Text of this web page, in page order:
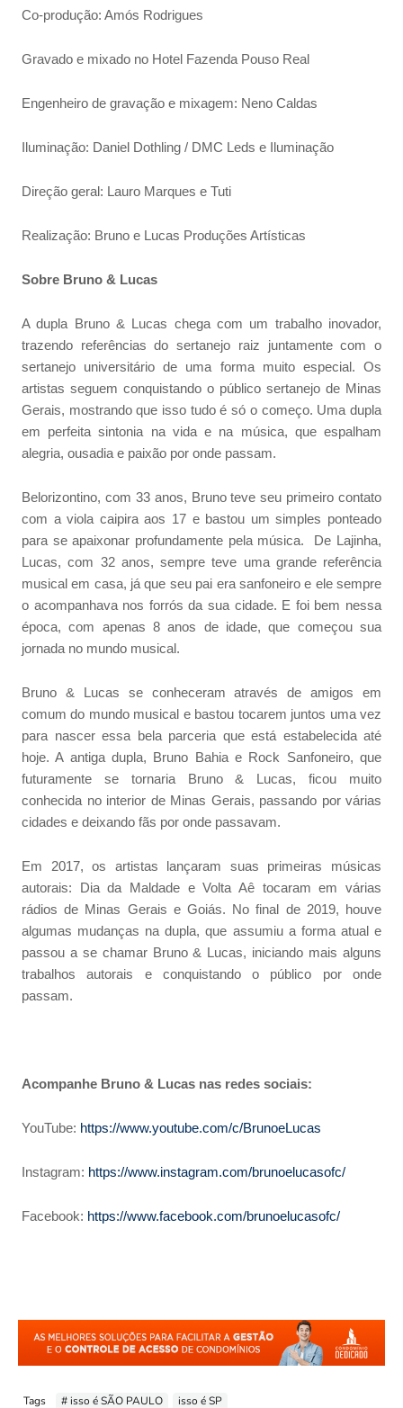
Co-produção: Amós Rodrigues
Gravado e mixado no Hotel Fazenda Pouso Real
Engenheiro de gravação e mixagem: Neno Caldas
Iluminação: Daniel Dothling / DMC Leds e Iluminação
Direção geral: Lauro Marques e Tuti
Realização: Bruno e Lucas Produções Artísticas
Sobre Bruno & Lucas
A dupla Bruno & Lucas chega com um trabalho inovador,
trazendo referências do sertanejo raiz juntamente com o
sertanejo universitário de uma forma muito especial. Os
artistas seguem conquistando o público sertanejo de Minas
Gerais, mostrando que isso tudo é só o começo. Uma dupla
em perfeita sintonia na vida e na música, que espalham
alegria, ousadia e paixão por onde passam.
Belorizontino, com 33 anos, Bruno teve seu primeiro contato
com a viola caipira aos 17 e bastou um simples ponteado
para se apaixonar profundamente pela música. De Lajinha,
Lucas, com 32 anos, sempre teve uma grande referência
musical em casa, já que seu pai era sanfoneiro e ele sempre
o acompanhava nos forrós da sua cidade. E foi bem nessa
época, com apenas 8 anos de idade, que começou sua
jornada no mundo musical.
Bruno & Lucas se conheceram através de amigos em
comum do mundo musical e bastou tocarem juntos uma vez
para nascer essa bela parceria que está estabelecida até
hoje. A antiga dupla, Bruno Bahia e Rock Sanfoneiro, que
futuramente se tornaria Bruno & Lucas, ficou muito
conhecida no interior de Minas Gerais, passando por várias
cidades e deixando fãs por onde passavam.
Em 2017, os artistas lançaram suas primeiras músicas
autorais: Dia da Maldade e Volta Aê tocaram em várias
rádios de Minas Gerais e Goiás. No final de 2019, houve
algumas mudanças na dupla, que assumiu a forma atual e
passou a se chamar Bruno & Lucas, iniciando mais alguns
trabalhos autorais e conquistando o público por onde
passam.
Acompanhe Bruno & Lucas nas redes sociais:
YouTube: https://www.youtube.com/c/BrunoeLucas
Instagram: https://www.instagram.com/brunoelucasofc/
Facebook: https://www.facebook.com/brunoelucasofc/
Tags # isso é SÃO PAULO isso é SP